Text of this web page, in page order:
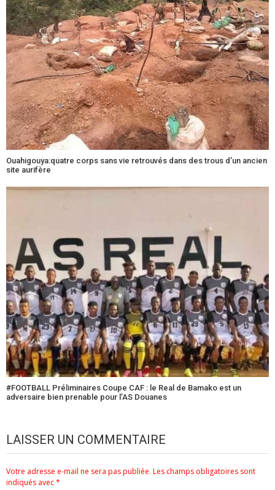
Ouahigouya:quatre corps sans vie retrouvés dans des trous d’un ancien
site aurifère
#FOOTBALL Préliminaires Coupe CAF : le Real de Bamako est un
adversaire bien prenable pour l’AS Douanes
LAISSER UN COMMENTAIRE
Votre adresse e-mail ne sera pas publiée. Les champs obligatoires sont
indiqués avec*